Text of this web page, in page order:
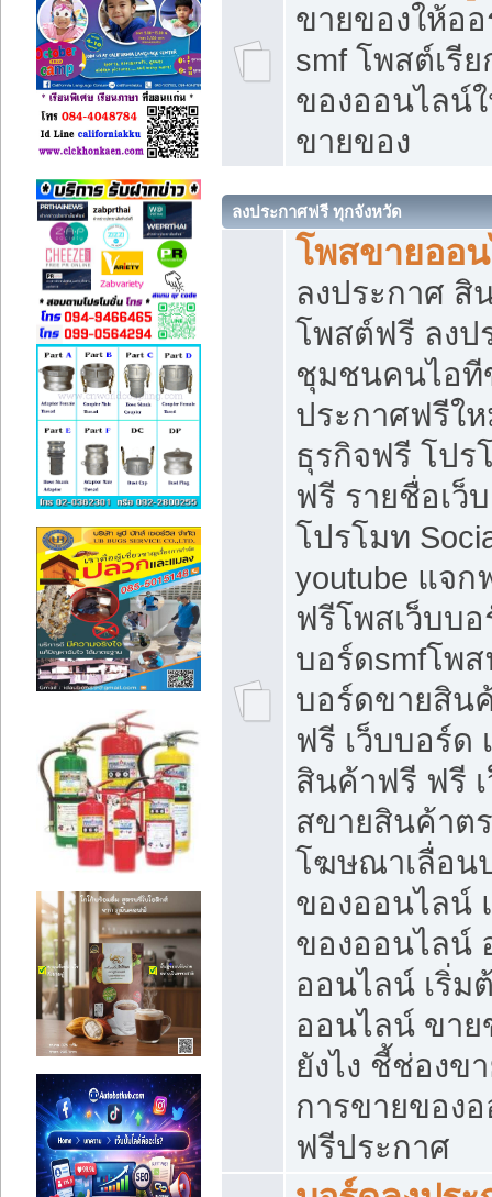
ขายของให้ออ
smf โพสต์เรี
ของออนไลน์
ขายของ
ลงประกาศฟรี ทุกจังหวัด
โพสขายออ
ลงประกาศ สิ
โพสต์ฟรี ลงป
ชุมชนคนไอที
ประกาศฟรีใ
ธุรกิจฟรี โป
ฟรี รายชื่อเว็
โปรโมท
youtube แจก
ฟรีโพสเว็บบอ
บอร์ดsmfโพ
บอร์ดขายสิน
ฟรี เว็บบอร์ด
สินค้าฟรี ฟรี
สขายสินค้าต
โฆษณาเลื่อน
ของออนไลน์
ของออนไลน์
ออนไลน์ เริ่ม
ออนไลน์ ขาย
ยังไง ชี้ช่องข
การขายของ
ฟรีประกาศ